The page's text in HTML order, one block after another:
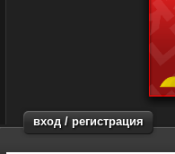
вход / регистрация